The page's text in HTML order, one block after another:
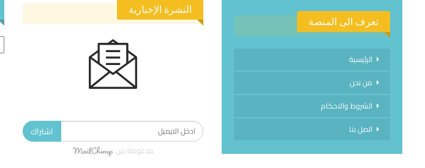
تعرف الى المنصة
الرئيسية
من نحن
الشروط والاحكام
اتصل بنا
النشرة الإخبارية
اشتراك
مدعومة من